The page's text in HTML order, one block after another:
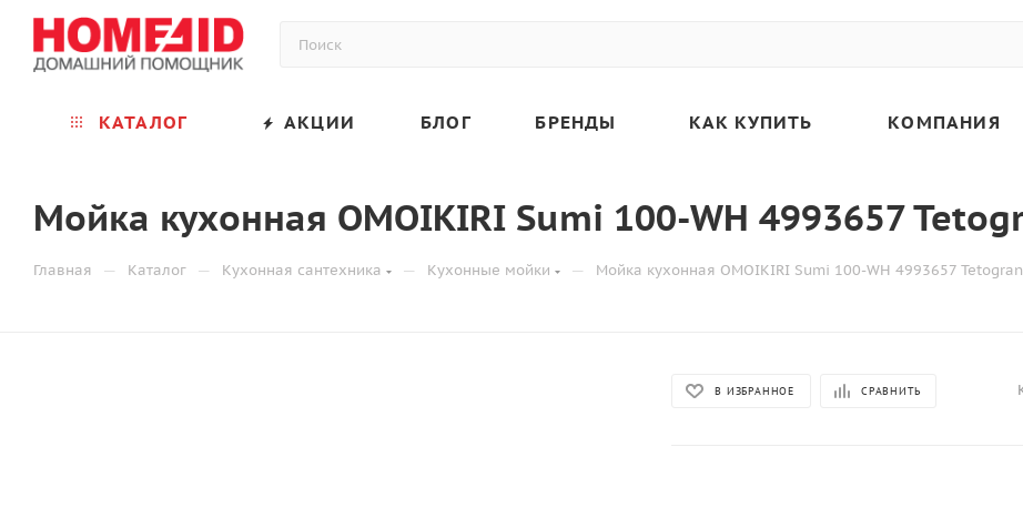
КАТАЛОГ АКЦИИ БЛОГ БРЕНДЫ КАК КУПИТЬ КОМПАНИЯ
Мойка кухонная OMOIKIRI Sumi 100-WH 4993657
Главная — Каталог — Кухонная сантехника — Кухонные мойки — Мойка кухонная OMOIKIRI Sumi 100-WH 4993657
В ИЗБРАННОЕ СРАВНИТЬ